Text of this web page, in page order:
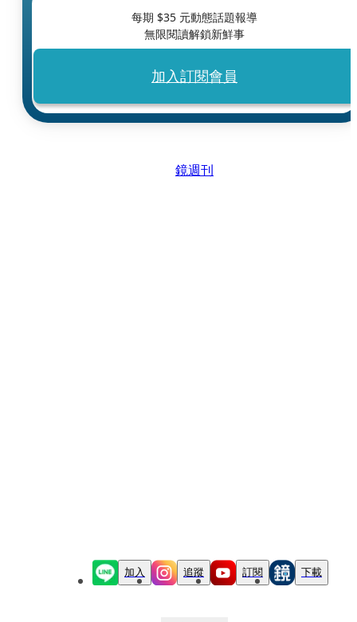
每期 $35 元動態話題報導
無限閱讀解鎖新鮮事
加入訂閱會員
鏡週刊
加入 追蹤 訂閱 下載